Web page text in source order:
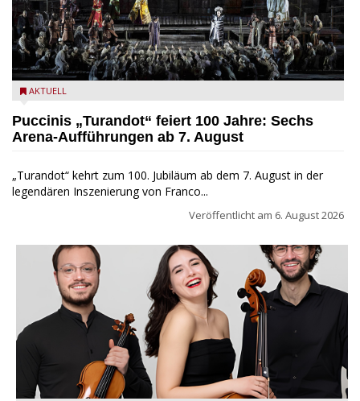
Turandot in der Arena von Verona - Ennevi für Fondazione
AKTUELL
Puccinis „Turandot“ feiert 100 Jahre: Sechs
Arena-Aufführungen ab 7. August
„Turandot“ kehrt zum 100. Jubiläum ab dem 7. August in der
legendären Inszenierung von Franco...
Veröffentlicht am 6. August 2026